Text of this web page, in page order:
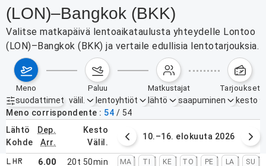
(LON)–Bangkok (BKK)
Valitse matkapäivä lentoaikataulusta yhteydelle Lontoo
(LON)–Bangkok (BKK) ja vertaile edullisia lentotarjouksia.
meno paluu matkustajat tarjoukset
suodattimet
Aktiiviset suodattimet ei mitään
välil. lentoyhtiöt lähtö saapuminen
kesto
Meno corrispondente
54 / 54
lähtö
kohde
dep.
arr.
kesto
välil.
3.–9. elokuuta 2026 10.–16. elokuuta 2026
LHR
6.00
20t 50min
MA
TI
KE
TO
PE
LA
SU